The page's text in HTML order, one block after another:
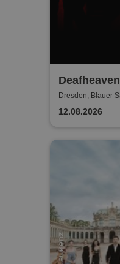
Deafheaven
Dresden, Blauer
12.08.2026